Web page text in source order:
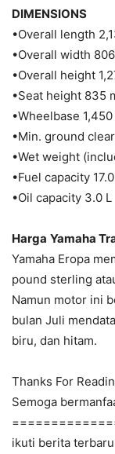
DIMENSIONS
•Overall length
•Overall width
•Overall height
•Seat height 835
•Wheelbase
•Min. ground
•Wet weight
•Fuel capacity
•Oil capacity 3.0 L
Harga Yamaha
Yamaha Eropa
pound sterling
Namun motor ini
bulan Juli
biru, dan hitam.
Thanks For
Semoga
ikuti berita